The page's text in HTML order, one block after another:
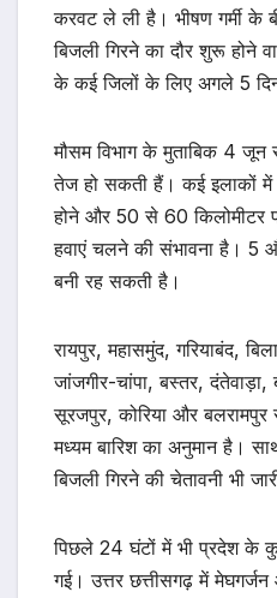
करवट ले ली है। भीषण गर्मी के
बिजली गिरने का दौर शुरू होने
के कई जिलों के लिए अगले 5
मौसम विभाग के मुताबिक 4 जून
तेज हो सकती हैं। कई इलाकों
होने और 50 से 60 किलोमीटर
हवाएं चलने की संभावना है। 5
बनी रह सकती है।
रायपुर, महासमुंद, गरियाबंद,
जांजगीर-चांपा, बस्तर,
सूरजपुर, कोरिया और
मध्यम बारिश का अनुमान है।
बिजली गिरने की चेतावनी भी
पिछले 24 घंटों में भी प्रदेश के
गई। उत्तर छत्तीसगढ़ में